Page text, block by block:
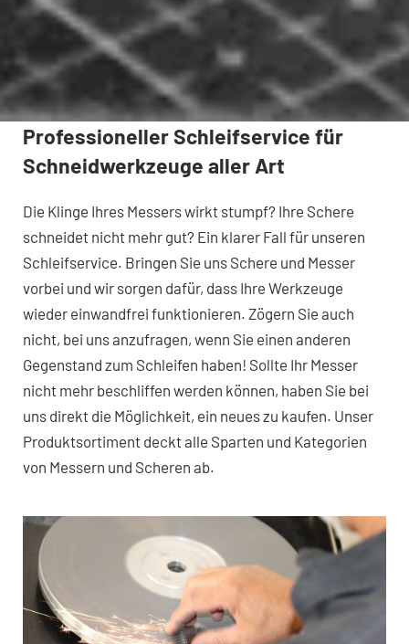
Professioneller Schleifservice für
Schneidwerkzeuge aller Art
Die Klinge Ihres Messers wirkt stumpf? Ihre Schere
schneidet nicht mehr gut? Ein klarer Fall für unseren
Schleifservice. Bringen Sie uns Schere und Messer
vorbei und wir sorgen dafür, dass Ihre Werkzeuge
wieder einwandfrei funktionieren. Zögern Sie auch
nicht, bei uns anzufragen, wenn Sie einen anderen
Gegenstand zum Schleifen haben! Sollte Ihr Messer
nicht mehr beschliffen werden können, haben Sie bei
uns direkt die Möglichkeit, ein neues zu kaufen. Unser
Produktsortiment deckt alle Sparten und Kategorien
von Messern und Scheren ab.